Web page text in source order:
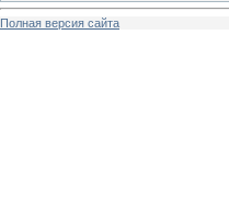
Полная версия сайта